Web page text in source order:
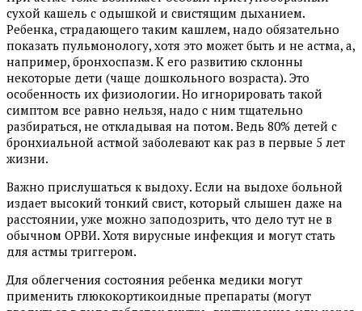
сухой кашель с одышкой и свистящим дыханием.
Ребенка, страдающего таким кашлем, надо обязательно
показать пульмонологу, хотя это может быть и не астма, а,
например, бронхоспазм. К его развитию склонны
некоторые дети (чаще дошкольного возраста). Это
особенность их физиологии. Но игнорировать такой
симптом все равно нельзя, надо с ним тщательно
разбираться, не откладывая на потом. Ведь 80% детей с
бронхиальной астмой заболевают как раз в первые 5 лет
жизни.
Важно прислушаться к выдоху. Если на выдохе больной
издает высокий тонкий свист, который слышен даже на
расстоянии, уже можно заподозрить, что дело тут не в
обычном ОРВИ. Хотя вирусные инфекция и могут стать
для астмы триггером.
Для облегчения состояния ребенка медики могут
применить глюкокортикоидные препараты (могут